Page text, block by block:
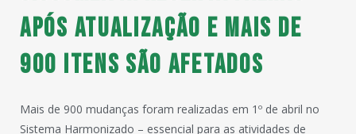
após atualização e mais de
900 itens são afetados
Mais de 900 mudanças foram realizadas em 1º de abril no
Sistema Harmonizado – essencial para as atividades de